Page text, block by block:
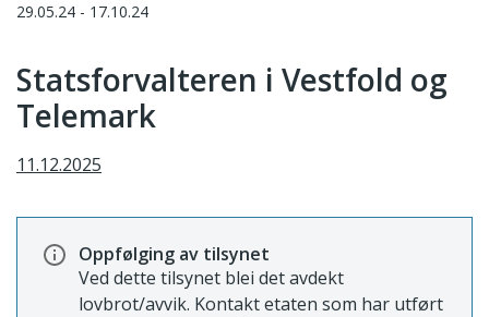
29.05.24 - 17.10.24
Statsforvalteren i Vestfold og
Telemark
11.12.2025
Oppfølging av tilsynet
Ved dette tilsynet blei det avdekt
lovbrot/avvik. Kontakt etaten som har utført